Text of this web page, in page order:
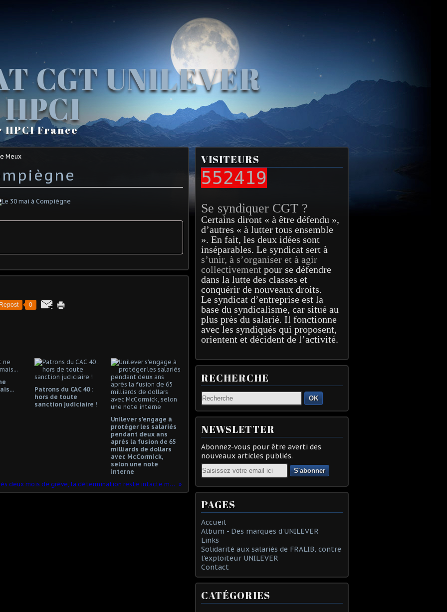
CGT UNILEVER
HPCI France
Meux
Repost 0
Patrons du CAC 40 :
hors de toute
sanction judiciaire !
Unilever s'engage à
protéger les salariés
pendant deux ans
après la fusion de 65
milliards de dollars
avec McCormick,
selon une note
interne
Après deux mois de grève, la détermination reste intacte malgré les violences et les pressions
VISITEURS
552419
Se syndiquer CGT ?
Certains diront « à être défendu »,
d’autres « à lutter tous ensemble
». En fait, les deux idées sont
inséparables. Le syndicat sert à
s’unir, à s’organiser et à agir
collectivement pour se défendre
dans la lutte des classes et
conquérir de nouveaux droits.
Le syndicat d’entreprise est la
base du syndicalisme, car situé au
plus près du salarié. Il fonctionne
avec les syndiqués qui proposent,
orientent et décident de l’activité.
RECHERCHE
OK
NEWSLETTER
Abonnez-vous pour être averti des
nouveaux articles publiés.
Email
PAGES
Accueil
Album - Des marques d'UNILEVER
Links
Solidarité aux salariés de FRALIB, contre
l'exploiteur UNILEVER
Contact
CATÉGORIES